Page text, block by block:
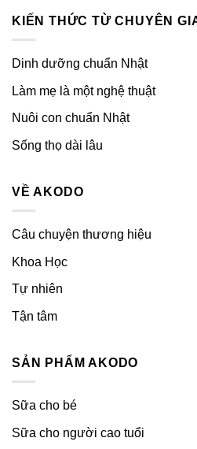
KIẾN THỨC TỪ CHUYÊN
Dinh dưỡng chuẩn Nhật
Làm mẹ là một nghệ thuật
Nuôi con chuẩn Nhật
Sống thọ dài lâu
VỀ AKODO
Câu chuyện thương hiệu
Khoa Học
Tự nhiên
Tận tâm
SẢN PHẨM AKODO
Sữa cho bé
Sữa cho người cao tuổi